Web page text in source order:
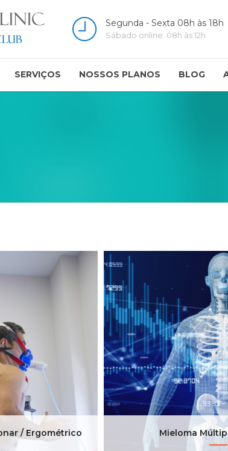
Segunda - Sexta 08h às 18h
Sábado online: 08h às 12h
SERVIÇOS NOSSOS PLANOS BLOG
/ Ergométrico
/ Ergométrico
Mieloma
12 de novembro
Mieloma